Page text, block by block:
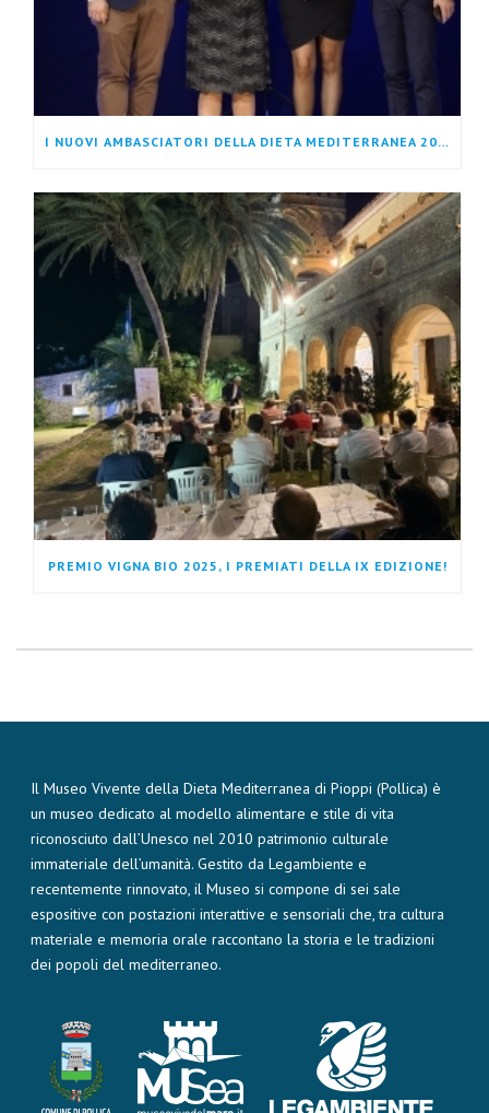
I NUOVI AMBASCIATORI DELLA DIETA MEDITERRANEA 2025: VOCI CHE PORTANO IL NOSTRO PATRIMONIO NEL MONDO
PREMIO VIGNA BIO 2025, I PREMIATI DELLA IX EDIZIONE!
Il Museo Vivente della Dieta Mediterranea di Pioppi (Pollica) è
un museo dedicato al modello alimentare e stile di vita
riconosciuto dall’Unesco nel 2010 patrimonio culturale
immateriale dell’umanità. Gestito da Legambiente e
recentemente rinnovato, il Museo si compone di sei sale
espositive con postazioni interattive e sensoriali che, tra cultura
materiale e memoria orale raccontano la storia e le tradizioni
dei popoli del mediterraneo.